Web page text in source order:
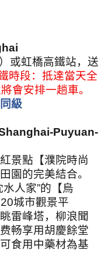
）或虹橋高鐵站，送
時段：抵達當天全
會安排一趟車。
級
Puyuan-
景點【濮院時尚
園的完美結合。
水人家”的【烏
城市觀景平
雷峰塔，柳浪聞
畅享用胡慶餘堂
食用中藥材為基